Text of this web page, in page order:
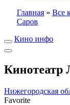
Главная » Все
Саров
Кино инфо
Кинотеатр
Нижегородская
Favorite